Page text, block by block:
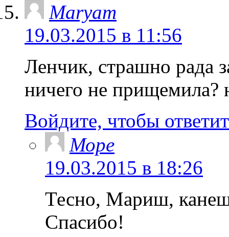
Maryam
19.03.2015 в 11:56
Ленчик, страшно рада
ничего не прищемила?
Войдите, чтобы
Море
19.03.2015 в 18:26
Тесно, Мариш,
Спасибо!